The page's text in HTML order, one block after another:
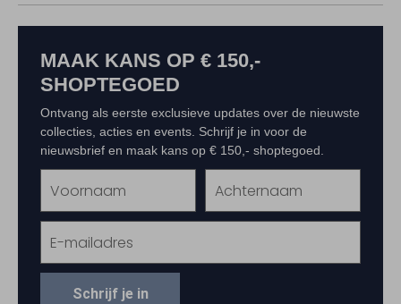
MAAK KANS OP € 150,-
SHOPTEGOED
Ontvang als eerste exclusieve updates over de nieuwste
collecties, acties en events. Schrijf je in voor de
nieuwsbrief en maak kans op € 150,- shoptegoed.
Schrijf je in